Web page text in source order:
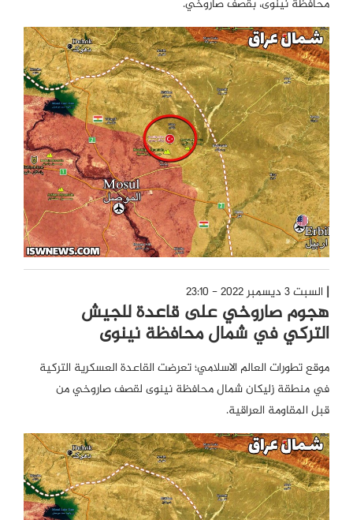
محافظة نينوى، بقصف صاروخي.
السبت 3 ديسمبر 2022 - 23:10
هجوم صاروخي على قاعدة للجيش
التركي في شمال محافظة نينوى
موقع تطورات العالم الاسلامي؛ تعرضت القاعدة العسكرية التركية
في منطقة زليكان شمال محافظة نينوى لقصف صاروخي من
قبل المقاومة العراقية.